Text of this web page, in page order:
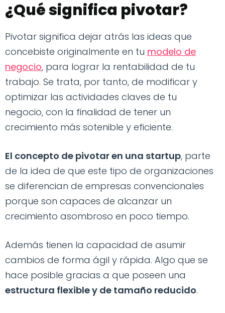
¿Qué significa pivotar?
Pivotar significa dejar atrás las ideas que
concebiste originalmente en tu modelo de
negocio, para lograr la rentabilidad de tu
trabajo. Se trata, por tanto, de modificar y
optimizar las actividades claves de tu
negocio, con la finalidad de tener un
crecimiento más sotenible y eficiente.
El concepto de pivotar en una startup, parte
de la idea de que este tipo de organizaciones
se diferencian de empresas convencionales
porque son capaces de alcanzar un
crecimiento asombroso en poco tiempo.
Además tienen la capacidad de asumir
cambios de forma ágil y rápida. Algo que se
hace posible gracias a que poseen una
estructura flexible y de tamaño reducido.